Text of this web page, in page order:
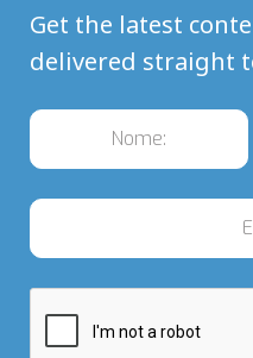
Get the latest
delivered straight